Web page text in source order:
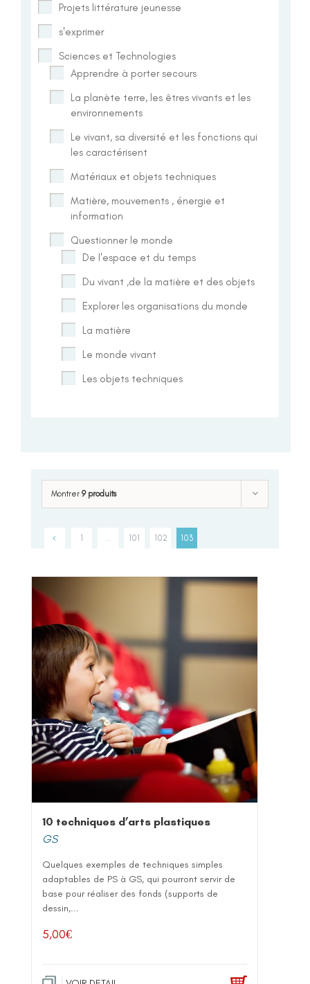
Montrer 9 produits
1 101 102 103
10 techniques d’arts plastiques
GS
Quelques exemples de techniques simples
adaptables de PS à GS, qui pourront servir de
base pour réaliser des fonds (supports de
dessin,...
5,00€
Projets littérature jeunesse
s'exprimer
Sciences et Technologies
Apprendre à porter secours
La planète terre, les êtres vivants et les
environnements
Le vivant, sa diversité et les fonctions qui
les caractérisent
Matériaux et objets techniques
Matière, mouvements , énergie et
information
Questionner le monde
De l'espace et du temps
Du vivant ,de la matière et des objets
Explorer les organisations du monde
La matière
Le monde vivant
Les objets techniques